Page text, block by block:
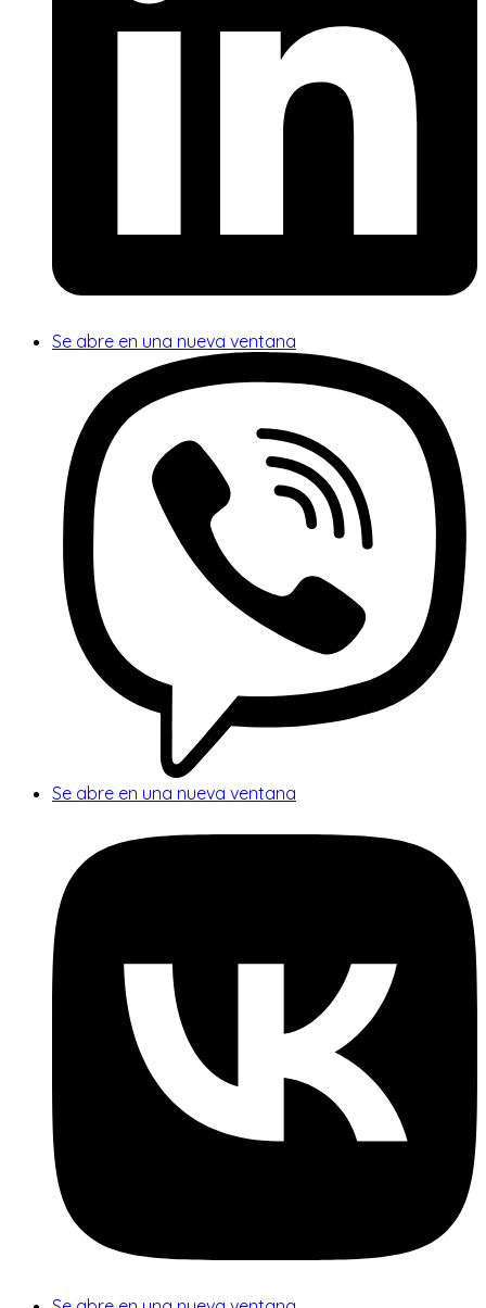
Se abre en una nueva ventana
Se abre en una nueva ventana